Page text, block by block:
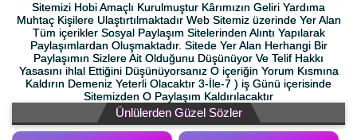
Sitemizi Hobi Amaçlı Kurulmuştur Kârımızın Geliri Yardıma
Muhtaç Kişilere Ulaştırtılmaktadır Web Sitemiz üzerinde Yer Alan
Tüm içerikler Sosyal Paylaşım Sitelerinden Alıntı Yapılarak
Paylaşımlardan Oluşmaktadır. Sitede Yer Alan Herhangi Bir
Paylaşımın Sizlere Ait Olduğunu Düşünüyor Ve Telif Hakkı
Yasasını ihlal Ettiğini Düşünüyorsanız O içeriğin Yorum Kısmına
Kaldırın Demeniz Yeterli Olacaktır 3-İle-7 ) iş Günü içerisinde
Sitemizden O Paylaşım Kaldırılacaktır
Ünlülerden Güzel Sözler